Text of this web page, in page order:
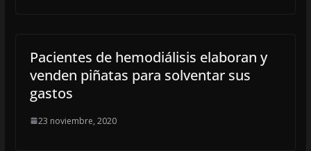
Pacientes de hemodiálisis elaboran y
venden piñatas para solventar sus
gastos
23 noviembre, 2020